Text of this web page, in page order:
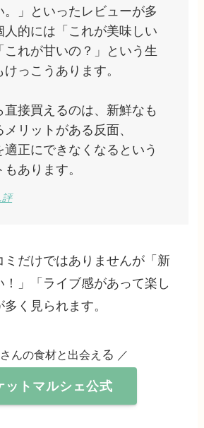
。」といったレビューが多
人的には「これが美味しい
これが甘いの？」という生
っこうあります。
直接買えるのは、新鮮なも
リットがある反面、
適正にできなくなるという
あります。
評
ミだけではありませんが「新
」「ライブ感があって楽し
く見られます。
んの食材と出会え る ／
ットマルシェ公式